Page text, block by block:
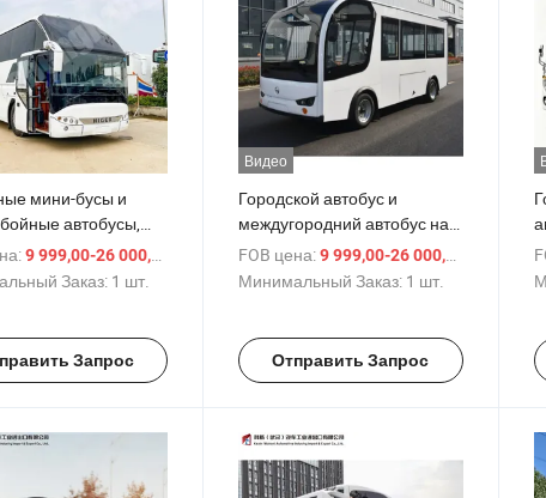
мини-бусы и
автобусы,
для
рынков, с
9 999,00-26 000,00 $
Заказ: 1 шт.
Запрос
Видео
Городской автобус и
междугородний автобус на
продажу. Надежный
двигатель, удобные
туризма и межгородских
поездок
FOB цена: 9 999,00-26 000,00 $
Минимальный Заказ: 1 шт.
Отправить Запрос